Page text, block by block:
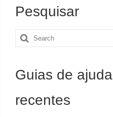
Pesquisar
Search
Guias de ajuda
recentes